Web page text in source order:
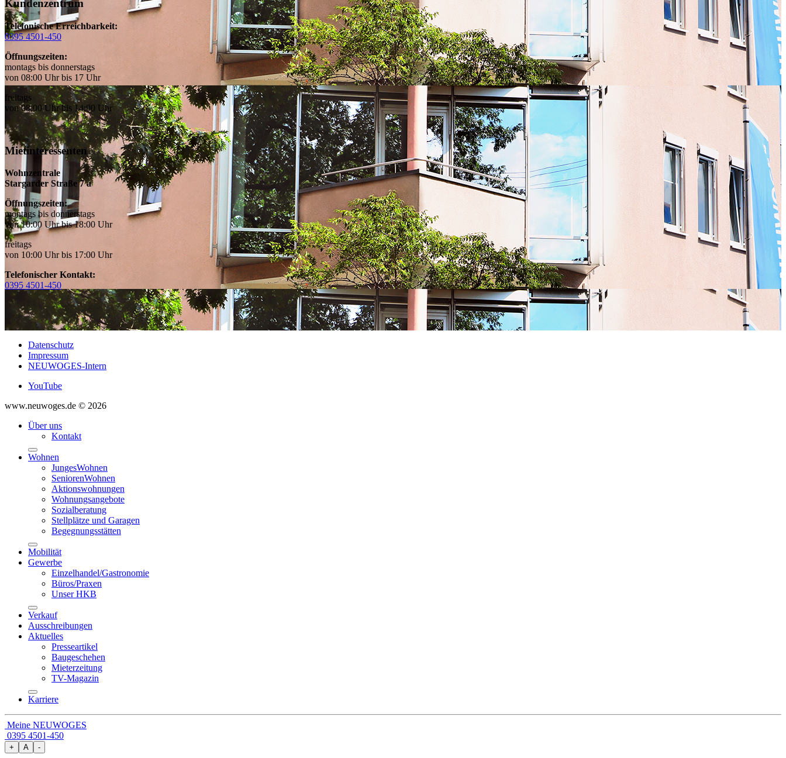
Kundenzentrum
Telefonische Erreichbarkeit:
0395 4501-450
Öffnungszeiten:
montags bis donnerstags
von 08:00 Uhr bis 17 Uhr
freitags
von 08:00 Uhr bis 14:00 Uhr
Mietinteressenten
Wohnzentrale
Stargarder Straße 7 a
Öffnungszeiten:
montags bis donnerstags
von 10:00 Uhr bis 18:00 Uhr
freitags
von 10:00 Uhr bis 17:00 Uhr
Telefonischer Kontakt:
0395 4501-450
Datenschutz
Impressum
NEUWOGES-Intern
YouTube
www.neuwoges.de © 2026
Über uns
Kontakt
Wohnen
JungesWohnen
SeniorenWohnen
Aktionswohnungen
Wohnungsangebote
Sozialberatung
Stellplätze und Garagen
Begegnungsstätten
Mobilität
Gewerbe
Einzelhandel/Gastronomie
Büros/Praxen
Unser HKB
Verkauf
Ausschreibungen
Aktuelles
Presseartikel
Baugeschehen
Mieterzeitung
TV-Magazin
Karriere
Meine NEUWOGES
0395 4501-450
+ A -